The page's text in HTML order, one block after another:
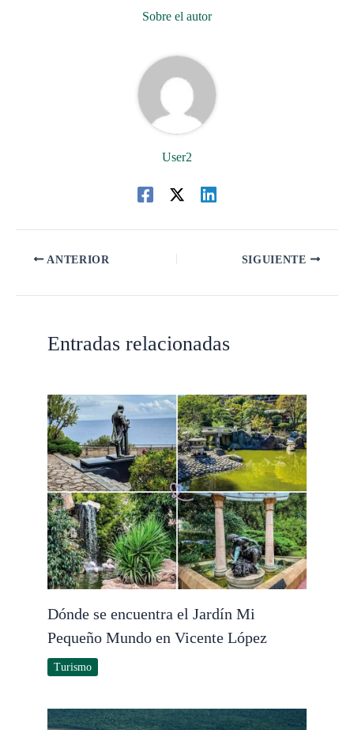
Sobre el autor
User2
ANTERIOR SIGUIENTE
Entradas relacionadas
Dónde se encuentra el Jardín Mi
Pequeño Mundo en Vicente López
Turismo